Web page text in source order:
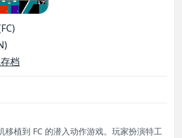
档
移植到 FC 的潜入动作游戏。玩家扮演特工